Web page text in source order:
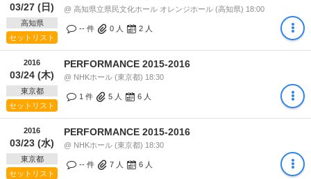
03/27 (日)
高知県
セットリスト
@ 高知県立県民文化ホール オレンジホール (高知県) 18:00
-- 件 0 人 2 人
2016
03/24 (木)
東京都
セットリスト
PERFORMANCE 2015-2016
@ NHKホール (東京都) 18:30
1 件 5 人 6 人
2016
03/23 (水)
東京都
セットリスト
PERFORMANCE 2015-2016
@ NHKホール (東京都) 18:30
-- 件 7 人 6 人